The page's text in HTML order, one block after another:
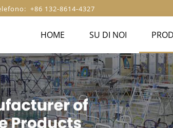
+86 132-8614-4327
HOME SU DI NOI